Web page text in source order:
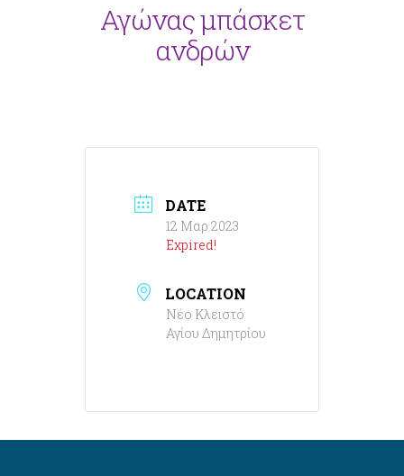
Αγώνας μπάσκετ
ανδρών
DATE
12 Μαρ 2023
Expired!
LOCATION
Νέο Κλειστό
Αγίου Δημητρίου